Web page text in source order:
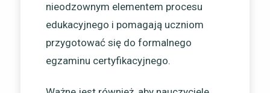
nieodzownym elementem procesu
edukacyjnego i pomagają uczniom
przygotować się do formalnego
egzaminu certyfikacyjnego.